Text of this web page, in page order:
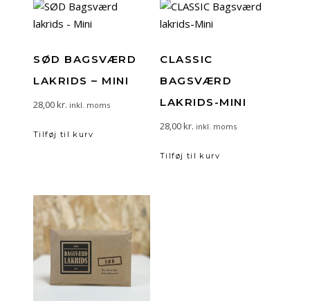
SØD BAGSVÆRD
LAKRIDS – MINI
28,00kr. inkl. moms
Tilføj til kurv
CLASSIC
BAGSVÆRD
LAKRIDS-MINI
28,00kr. inkl. moms
Tilføj til kurv